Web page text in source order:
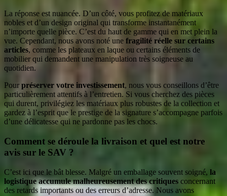
La réponse est nuancée. D’un côté, vous profitez de matériaux
nobles et d’un design original qui transforme instantanément
n’importe quelle pièce. C’est du haut de gamme qui en met plein la
vue. Cependant, nous avons noté une fragilité réelle sur certains
articles, comme les plateaux en laque ou certains éléments de
mobilier qui demandent une manipulation très soigneuse au
quotidien.
Pourpréserver votre investissement, nous vous conseillons d’être
particulièrement attentifs à l’entretien. Si vous cherchez des pièces
qui durent, privilégiez les matériaux plus robustes de la collection et
gardez à l’esprit que le prestige de la signature s’accompagne parfois
d’une délicatesse qui ne pardonne pas les chocs.
Comment se déroule la livraison et quel est notre
avis sur le SAV ?
C’est ici que le bât blesse. Malgré un emballage souvent soigné, la
logistique accumule malheureusement des critiques concernant
des retards importants ou des erreurs d’adresse. Nous avons